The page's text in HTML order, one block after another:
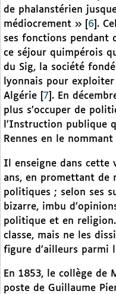
de phalanstérien
médiocrement »
6 .
ses fonctions pendant
ce séjour quimpérois
du Sig, la société
lyonnais pour
Algérie
7 . En
plus s’occuper de
l’Instruction publique
Rennes en le
Il enseigne dans cette
ans, en promettant de
politiques ; selon ses
bizarre, imbu
politique et en
classe, mais ne les
figure d’ailleurs parmi
En 1853, le collège de
poste de Guillaume